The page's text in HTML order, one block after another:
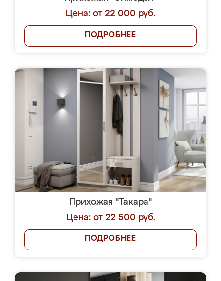
Цена: от 22 000 руб.
ПОДРОБНЕЕ
Прихожая "Такара"
Цена: от 22 500 руб.
ПОДРОБНЕЕ